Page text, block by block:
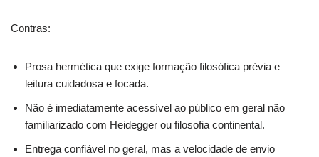
Contras:
Prosa hermética que exige formação filosófica prévia e
leitura cuidadosa e focada.
Não é imediatamente acessível ao público em geral não
familiarizado com Heidegger ou filosofia continental.
Entrega confiável no geral, mas a velocidade de envio